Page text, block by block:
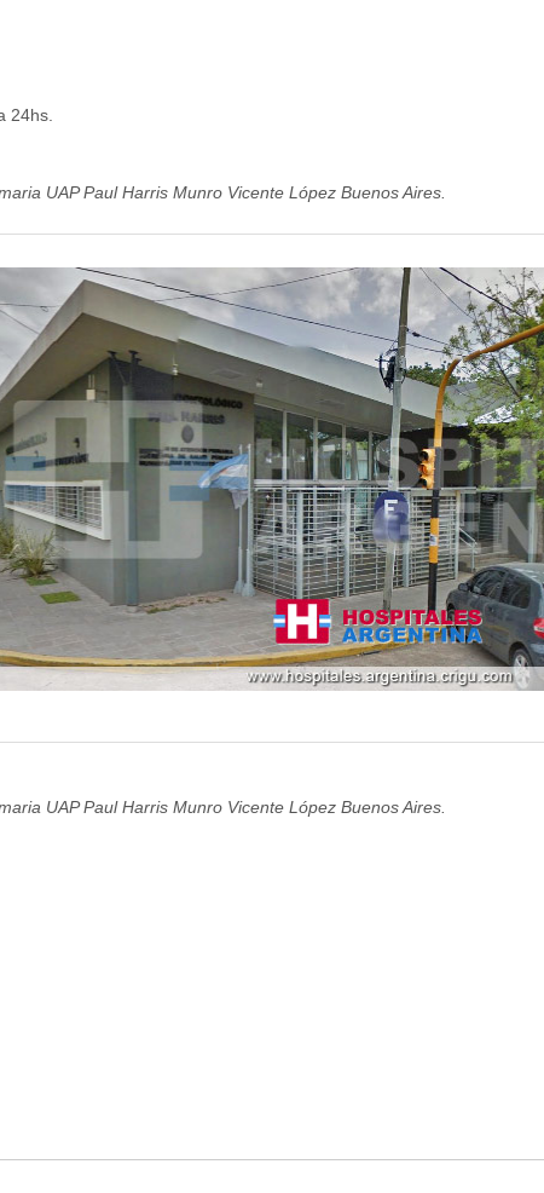
24hs.
UAP Paul Harris Munro Vicente López Buenos Aires.
UAP Paul Harris Munro Vicente López Buenos Aires.